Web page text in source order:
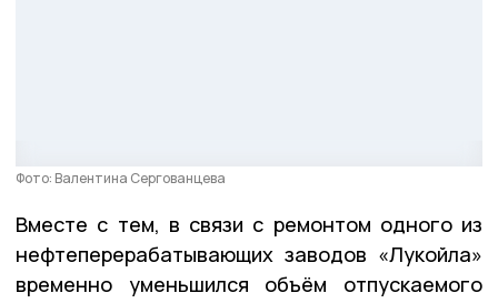
Фото: Валентина Сергованцева
Вместе с тем, в связи с ремонтом одного из
нефтеперерабатывающих заводов «Лукойла»
временно уменьшился объём отпускаемого